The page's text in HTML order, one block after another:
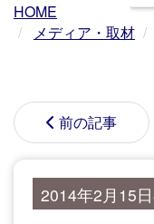
HOME
メディア・取材
前の記事
2014年2月15